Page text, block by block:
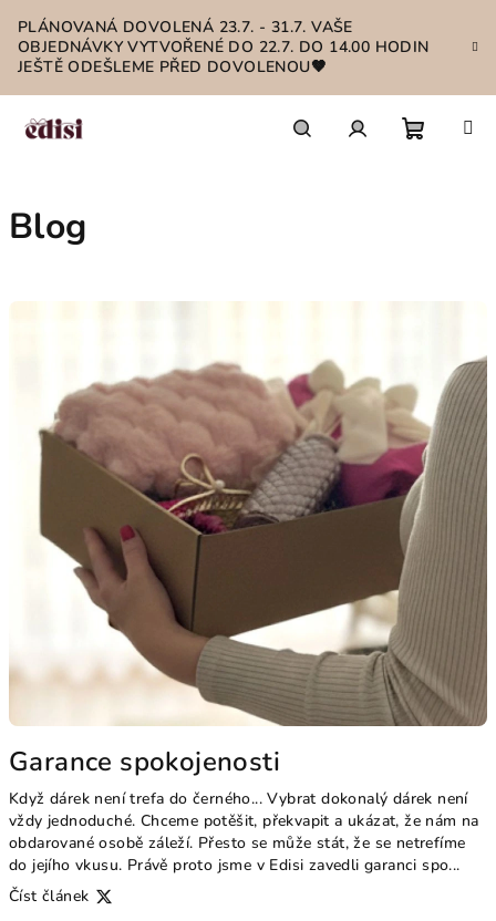
obsah
PLÁNOVANÁ DOVOLENÁ 23.7. - 31.7. VAŠE
OBJEDNÁVKY VYTVOŘENÉ DO 22.7. DO 14.00 HODIN
JEŠTĚ ODEŠLEME PŘED DOVOLENOU🤎
Blog
ý
Garance spokojenosti
Když dárek není trefa do černého... Vybrat dokonalý dárek není
vždy jednoduché. Chceme potěšit, překvapit a ukázat, že nám na
obdarované osobě záleží. Přesto se může stát, že se netrefíme
do jejího vkusu. Právě proto jsme v Edisi zavedli garanci spo...
Číst článek